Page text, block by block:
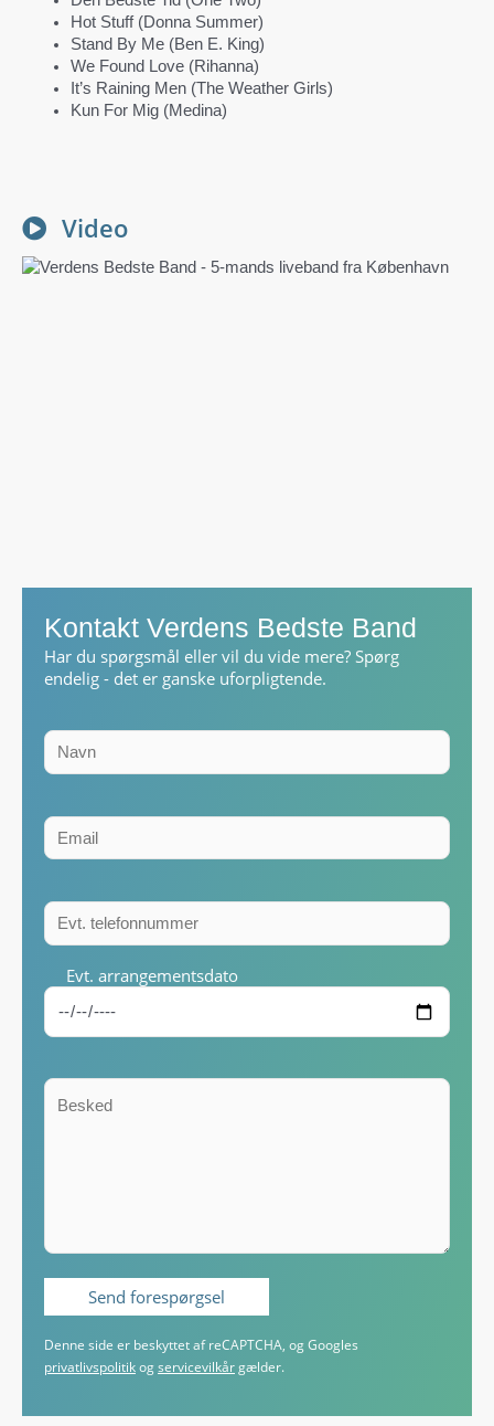
Hot Stuff (Donna Summer)
Stand By Me (Ben E. King)
We Found Love (Rihanna)
It’s Raining Men (The Weather Girls)
Kun For Mig (Medina)
Video
Kontakt Verdens Bedste Band
Har du spørgsmål eller vil du vide mere? Spørg
endelig - det er ganske uforpligtende.
Evt. arrangementsdato
Denne side er beskyttet af reCAPTCHA, og Googles
privatlivspolitik og servicevilkår gælder.